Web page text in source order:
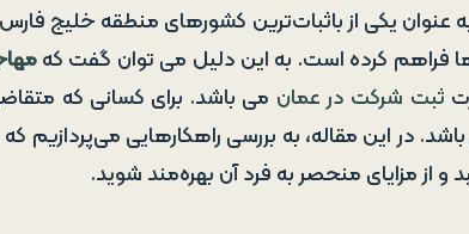
عنوان یکی از باثبات‌ترین کشورهای منطقه خلیج
فراهم کرده است. به این دلیل می توان گفت که
ثبت شرکت در عمان می باشد. برای کسانی که
باشد. در این مقاله، به بررسی راهکارهایی
و از مزایای منحصر به فرد آن بهره‌مند شوید.